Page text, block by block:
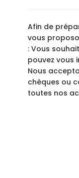
Afin de
vous
: Vous
pouvez vous
Nous
chèques ou
toutes nos